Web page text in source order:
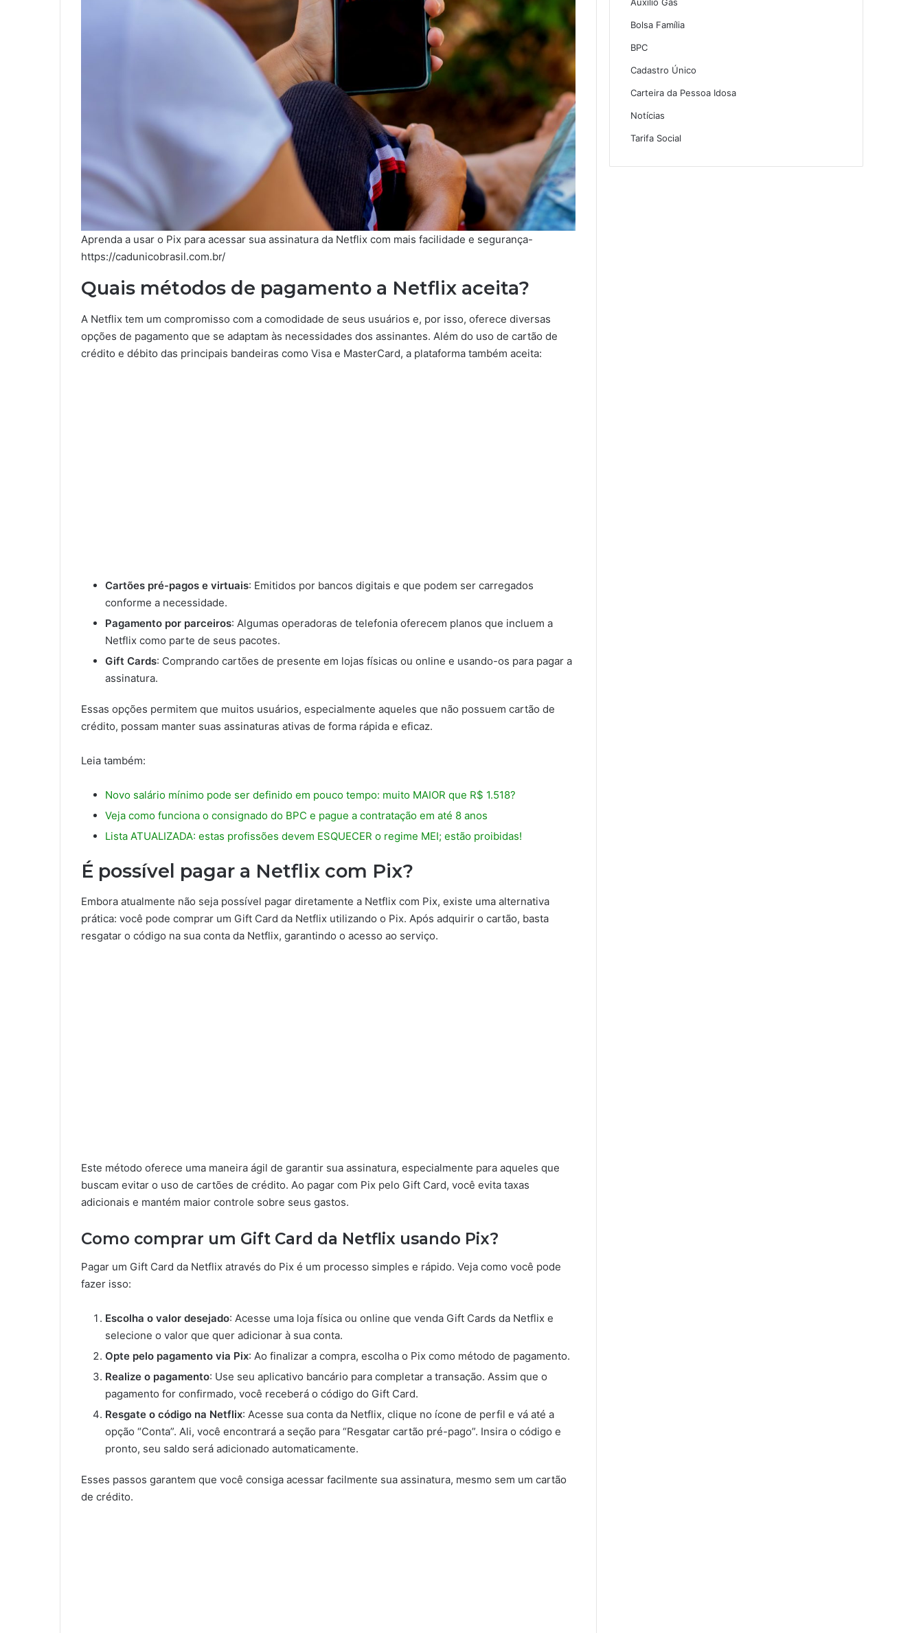
Aprenda a usar o Pix para acessar sua assinatura da Netflix com mais facilidade e segurança-
https://cadunicobrasil.com.br/
Quais métodos de pagamento a Netflix aceita?
A Netflix tem um compromisso com a comodidade de seus usuários e, por isso, oferece diversas
opções de pagamento que se adaptam às necessidades dos assinantes. Além do uso de cartão de
crédito e débito das principais bandeiras como Visa e MasterCard, a plataforma também aceita:
Cartões pré-pagos e virtuais: Emitidos por bancos digitais e que podem ser carregados
conforme a necessidade.
Pagamento por parceiros: Algumas operadoras de telefonia oferecem planos que incluem a
Netflix como parte de seus pacotes.
Gift Cards: Comprando cartões de presente em lojas físicas ou online e usando-os para pagar a
assinatura.
Essas opções permitem que muitos usuários, especialmente aqueles que não possuem cartão de
crédito, possam manter suas assinaturas ativas de forma rápida e eficaz.
Leia também:
Novo salário mínimo pode ser definido em pouco tempo: muito MAIOR que R$ 1.518?
Veja como funciona o consignado do BPC e pague a contratação em até 8 anos
Lista ATUALIZADA: estas profissões devem ESQUECER o regime MEI; estão proibidas!
É possível pagar a Netflix com Pix?
Embora atualmente não seja possível pagar diretamente a Netflix com Pix, existe uma alternativa
prática: você pode comprar um Gift Card da Netflix utilizando o Pix. Após adquirir o cartão, basta
resgatar o código na sua conta da Netflix, garantindo o acesso ao serviço.
Este método oferece uma maneira ágil de garantir sua assinatura, especialmente para aqueles que
buscam evitar o uso de cartões de crédito. Ao pagar com Pix pelo Gift Card, você evita taxas
adicionais e mantém maior controle sobre seus gastos.
Como comprar um Gift Card da Netflix usando Pix?
Pagar um Gift Card da Netflix através do Pix é um processo simples e rápido. Veja como você pode
fazer isso:
Escolha o valor desejado: Acesse uma loja física ou online que venda Gift Cards da Netflix e
selecione o valor que quer adicionar à sua conta.
Opte pelo pagamento via Pix: Ao finalizar a compra, escolha o Pix como método de pagamento.
Realize o pagamento: Use seu aplicativo bancário para completar a transação. Assim que o
pagamento for confirmado, você receberá o código do Gift Card.
Resgate o código na Netflix: Acesse sua conta da Netflix, clique no ícone de perfil e vá até a
opção “Conta”. Ali, você encontrará a seção para “Resgatar cartão pré-pago”. Insira o código e
pronto, seu saldo será adicionado automaticamente.
Esses passos garantem que você consiga acessar facilmente sua assinatura, mesmo sem um cartão
de crédito.
Bolsa Família
BPC
Cadastro Único
Carteira da Pessoa Idosa
Notícias
Tarifa Social